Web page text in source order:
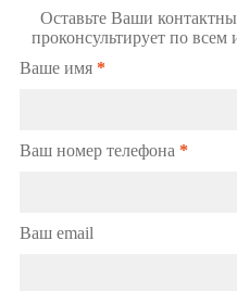
Оставьте Ваши
проконсультирует по
Ваше имя *
Ваш номер телефона *
Ваш email